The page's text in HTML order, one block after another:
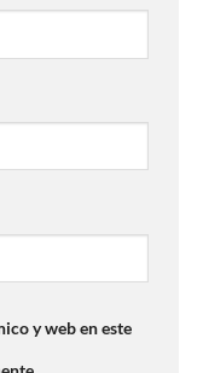
y web en este